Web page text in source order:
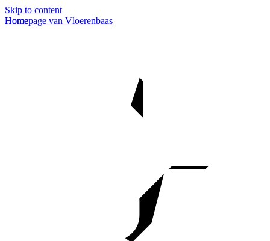
Skip to content
Homepage van Vloerenbaas
Home